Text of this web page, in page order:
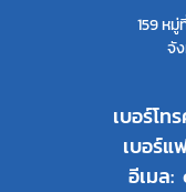
159 หมู่
จั
เบอร์โท
เบอร์แ
อีเมล: